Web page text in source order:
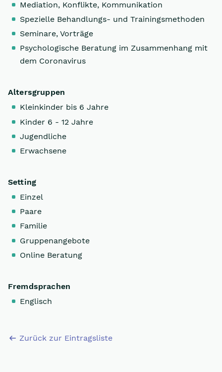
Mediation, Konflikte, Kommunikation
Spezielle Behandlungs- und Trainingsmethoden
Seminare, Vorträge
Psychologische Beratung im Zusammenhang mit
dem Coronavirus
Altersgruppen
Kleinkinder bis 6 Jahre
Kinder 6 - 12 Jahre
Jugendliche
Erwachsene
Setting
Einzel
Paare
Familie
Gruppenangebote
Online Beratung
Fremdsprachen
Englisch
Zurück zur Eintragsliste